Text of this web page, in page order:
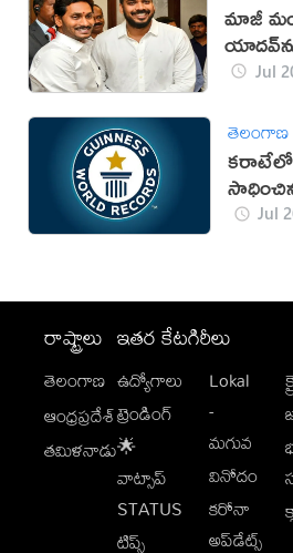
మాజీ
Jul
తెలంగాణ
కరాటేలో
Jul
రాష్ట్రాలు
తెలంగాణ
ఆంధ్రప్రదేశ్
తమిళనాడు
ఇతర కేటగిరీలు
ఉద్యోగాలు
ట్రెండింగ్
🌟
వాట్సాప్
STATUS
టిప్స్
Lokal
-
మగువ
వినోదం
కరోనా
అప్‌డేట్స్